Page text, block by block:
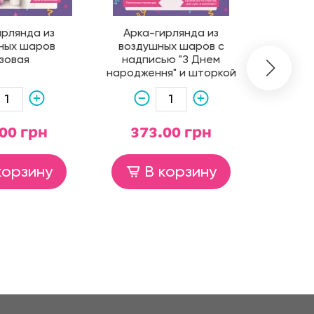
из
шаров
грн
Арка-гирлянда из
воздушных шаров с
надписью "З Днем
народження" и шторкой
золотая
373.00 грн
В корзину